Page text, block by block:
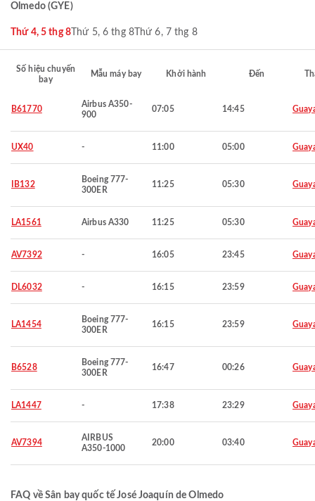
Olmedo (GYE)
Thứ 4, 5 thg 8Thứ 5, 6 thg 8Thứ 6, 7 thg 8
Số hiệu chuyến
bay
Mẫu máy bay Khởi hành Đến
B61770
Airbus A350-
900
07:05 14:45
UX40 - 11:00 05:00
IB132
Boeing 777-
300ER
11:25 05:30
LA1561 Airbus A330 11:25 05:30
AV7392 - 16:05 23:45
DL6032 - 16:15 23:59
LA1454
Boeing 777-
300ER
16:15 23:59
B6528
Boeing 777-
300ER
16:47 00:26
LA1447 - 17:38 23:29
AV7394
AIRBUS
A350-1000
20:00 03:40
FAQ về Sân bay quốc tế José Joaquín de Olmedo